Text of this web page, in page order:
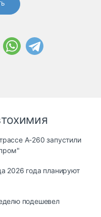
А-260 запустили
2026 года планируют
подешевел